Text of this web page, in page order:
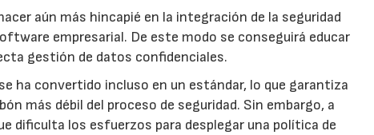
aún más hincapié en la integración de la seguridad
empresarial. De este modo se conseguirá educar
gestión de datos confidenciales.
ha convertido incluso en un estándar, lo que garantiza
más débil del proceso de seguridad. Sin embargo, a
dificulta los esfuerzos para desplegar una política de